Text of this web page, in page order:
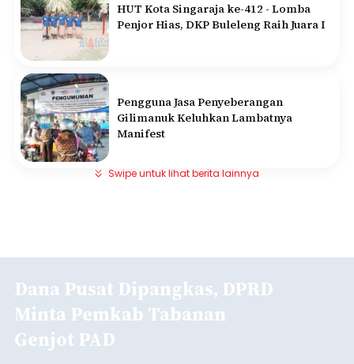
HUT Kota Singaraja ke-412 - Lomba
Penjor Hias, DKP Buleleng Raih Juara I
Pengguna Jasa Penyeberangan
Gilimanuk Keluhkan Lambatnya
Manifest
Swipe untuk lihat berita lainnya
Dana Pusat Dipangkas, DPRD
Minta Pemkab Tabanan
Genjot PAD